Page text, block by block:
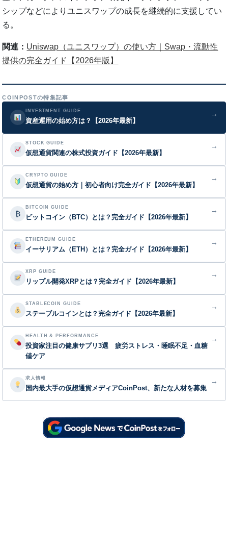
シップなどによりユニスワップの成長を継続的に支援してい
る。
関連： Uniswap（ユニスワップ）の使い方｜Swap・流動性
提供の完全ガイド【2026年版】
COINPOSTの特集記事
INVESTMENT GUIDE
資産運用の始め方は？【2026年最新】
→
STOCK GUIDE
仮想通貨関連の株式投資ガイド【2026年最新】
→
CRYPTO GUIDE
仮想通貨の始め方｜初心者向け完全ガイド【2026年最新】
→
₿
BITCOIN GUIDE
ビットコイン（BTC）とは？完全ガイド【2026年最新】
→
ETHEREUM GUIDE
イーサリアム（ETH）とは？完全ガイド【2026年最新】
→
XRP GUIDE
リップル開発XRPとは？完全ガイド【2026年最新】
→
STABLECOIN GUIDE
ステーブルコインとは？完全ガイド【2026年最新】
→
HEALTH & PERFORMANCE
投資家注目の健康サプリ3選 疲労ストレス・睡眠不足・血糖
値ケア
→
求人情報
国内最大手の仮想通貨メディアCoinPost、新たな人材を募集
→